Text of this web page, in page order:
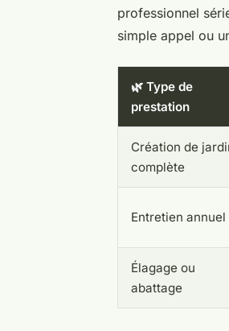
professionnel
simple appel ou
🌿 Type de
prestation
Création de
complète
Entretien annuel
Élagage ou
abattage